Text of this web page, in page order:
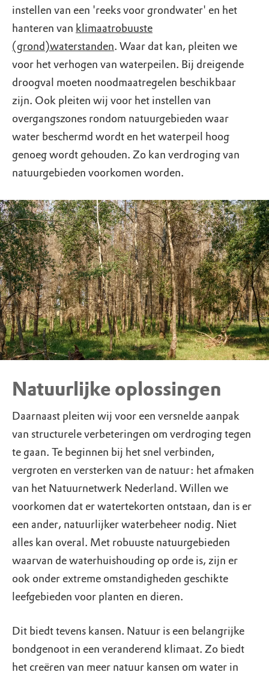
instellen van een 'reeks voor grondwater' en het
hanteren van klimaatrobuuste
(grond)waterstanden. Waar dat kan, pleiten we
voor het verhogen van waterpeilen. Bij dreigende
droogval moeten noodmaatregelen beschikbaar
zijn. Ook pleiten wij voor het instellen van
overgangszones rondom natuurgebieden waar
water beschermd wordt en het waterpeil hoog
genoeg wordt gehouden. Zo kan verdroging van
natuurgebieden voorkomen worden.
Natuurlijke oplossingen
Daarnaast pleiten wij voor een versnelde aanpak
van structurele verbeteringen om verdroging tegen
te gaan. Te beginnen bij het snel verbinden,
vergroten en versterken van de natuur: het afmaken
van het Natuurnetwerk Nederland. Willen we
voorkomen dat er watertekorten ontstaan, dan is er
een ander, natuurlijker waterbeheer nodig. Niet
alles kan overal. Met robuuste natuurgebieden
waarvan de waterhuishouding op orde is, zijn er
ook onder extreme omstandigheden geschikte
leefgebieden voor planten en dieren.
Dit biedt tevens kansen. Natuur is een belangrijke
bondgenoot in een veranderend klimaat. Zo biedt
het creëren van meer natuur kansen om water in